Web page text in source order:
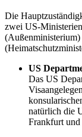
Die
zwei US-
(Außenministerium)
US
Das US
natürlich die
Frankfurt und